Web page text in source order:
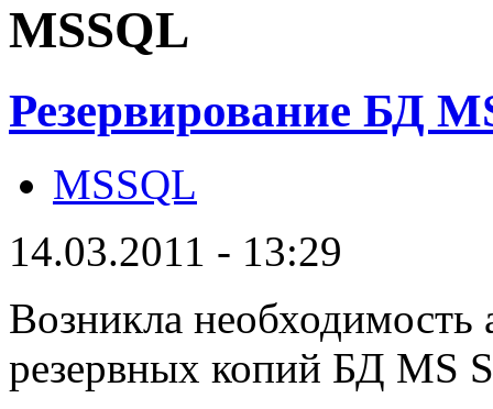
MSSQL
Резервирование БД
MSSQL
14.03.2011 - 13:29
Возникла необходимость
резервных копий БД MS